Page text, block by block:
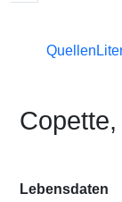
Quellen
Lebensdaten